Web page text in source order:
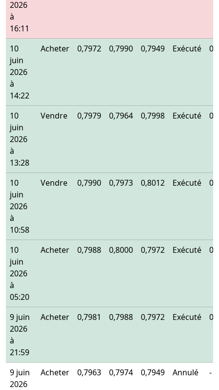
2026
à
16:11
10
juin
2026
à
14:22
Acheter 0,7972 0,7990 0,7949 Exécuté
10
juin
2026
à
13:28
Vendre 0,7979 0,7964 0,7998 Exécuté
10
juin
2026
à
10:58
Vendre 0,7990 0,7973 0,8012 Exécuté
10
juin
2026
à
05:20
Acheter 0,7988 0,8000 0,7972 Exécuté
9 juin
2026
à
21:59
Acheter 0,7981 0,7988 0,7972 Exécuté
9 juin
2026
Acheter 0,7963 0,7974 0,7949 Annulé -